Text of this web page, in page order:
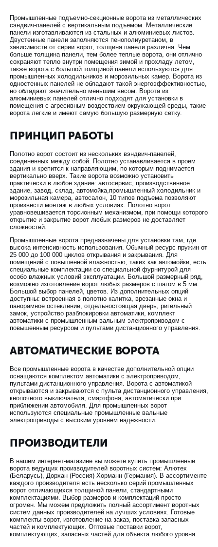
Промышленные подъемно-секционные ворота из металлических
сэндвич-панелей с вертикальным подъемом. Металлические
панели изготавливаются из стальных и алюминиевых листов.
Двустенные панели заполняются пенополиуретаном, в
зависимости от серии ворот, толщина панели различна. Чем
больше толщина панели, тем более теплые ворота, они отлично
сохраняют тепло внутри помещения зимой и прохладу летом,
также ворота с большой толщиной панели используются для
промышленных холодильников и морозильных камер. Ворота из
одностенных панелей не обладают такой энергоэффективностью,
но обладают значительно меньшим весом. Ворота из
алюминиевых панелей отлично подходят для установки в
помещения с агресивным воздествием окружающей среды, такие
ворота легкие и имеют самую большую размерную сетку.
ПРИНЦИП РАБОТЫ
Полотно ворот состоит из нескольких вэндвич-панелей,
соединенных между собой. Полотно устанавливается в проем
здания и крепится к направляющим, по которым поднимается
вертикально вверх. Такие ворота возможно установить
практически в любое здание: автосервис, производственное
здание, завод, склад, автомойка,промышленный холодильник и
морозильная камера, автосалон, 10 типов подъема позволяют
произвести монтаж в любых условиях. Полотно ворот
уравновешивается торсионным механизмом, при помощи которого
открытие и закрытие ворот любых размеров не доставляет
сложностей.
Промышленные ворота предназначены для установки там, где
высока интенсивность использования. Обычный ресурс пружин от
25 000 до 100 000 циклов открывания и закрывания. Для
помещений с повышенной влажностью, таких как автомойки, есть
специальные комплектации со специальной фурнитурой для
особо влажных условий эксплуатации. Большой размерный ряд,
возможно изготовление ворот любых размеров с шагом в 5 мм.
Большой выбор панелей, цветов. Из дополнительных опций
доступны: встроенная в полотно калитка, врезанные окна и
панорамное остекление, отдельностоящая дверь, ригельный
замок, устройство разблокировки автоматики, комплект
автоматики с промышленным вальным электроприводом с
повышенным ресурсом и пультами дистанционного управления.
АВТОМАТИЧЕСКИЕ ВОРОТА
Все промышленные ворота в качестве дополнительной опции
оснащаются комплектом автоматики с электроприводом,
пультами дистанционного управления. Ворота с автоматикой
открываются и закрываются с пульта дистанционного управления,
кнопочного выключателя, смартфона, автоматически при
приближении автомобиля. Для промышленных ворот
используются специальные промышленные вальные
электроприводы с высоким уровнем надежности.
ПРОИЗВОДИТЕЛИ
В нашем интернет-магазине вы можете купить промышленные
ворота ведущих производителей воротных систем: Алютех
(Беларусь), Дорхан (Россия) Хорманн (Германия). В ассортименте
каждого производителя есть несколько серий промышленных
ворот отличающихся толщиной панели, стандартными
комплектациями. Выбор размеров и комплектаций просто
огромен. Мы можем предложить полный ассортимент воротных
систем данных производителей на лучших условиях. Готовые
комплекты ворот, изготовление на заказ, поставка запасных
частей и комплектующих. Оптовые поставки ворот,
комплектующих, запасных частей для объекта любого уровня.